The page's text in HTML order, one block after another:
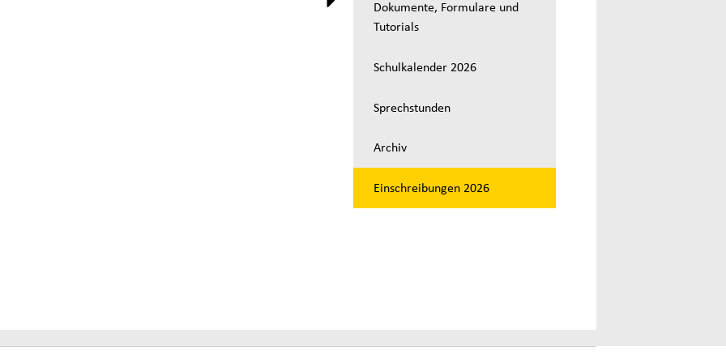
Dokumente, Formulare und
Tutorials
Schulkalender 2026
Sprechstunden
Archiv
Einschreibungen 2026